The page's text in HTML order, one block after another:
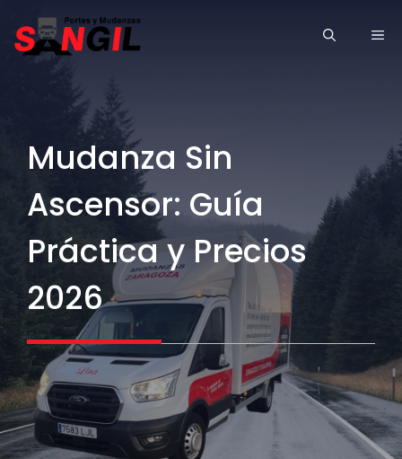
Mudanza Sin
Ascensor: Guía
Práctica y Precios
2026